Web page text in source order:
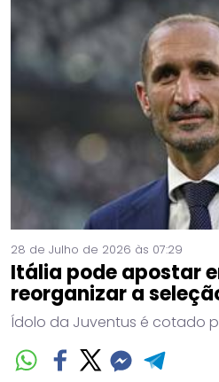
28 de Julho de 2026 às 07:29
Itália pode apostar
reorganizar a
Ídolo da Juventus é cotado